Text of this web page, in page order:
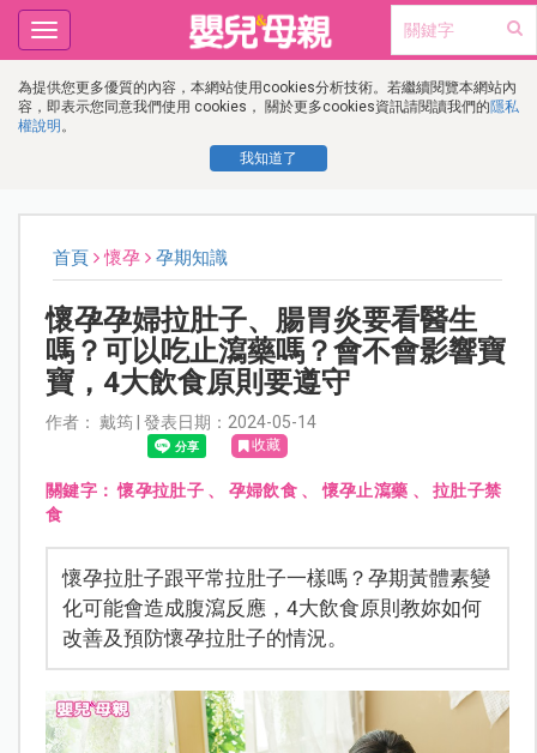
為提供您更多優質的內容，本網站使用cookies分析技術。若繼續閱覽本網站內
容，即表示您同意我們使用 cookies， 關於更多cookies資訊請閱讀我們的隱私
權說明 。
我知道了
Toggle
navigation
首頁 懷孕 孕期知識
懷孕孕婦拉肚子、腸胃炎要看醫生
嗎？可以吃止瀉藥嗎？會不會影響寶
寶，4大飲食原則要遵守
作者： 戴筠 | 發表日期：2024-05-14
收藏
關鍵字：懷孕拉肚子、 孕婦飲食、懷孕止瀉藥 、拉肚子禁
食
懷孕拉肚子跟平常拉肚子一樣嗎？孕期黃體素變
化可能會造成腹瀉反應，4大飲食原則教妳如何
改善及預防懷孕拉肚子的情況。